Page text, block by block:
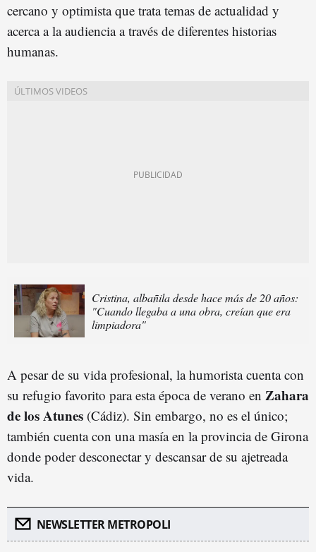
cercano y optimista que trata temas de actualidad y
acerca a la audiencia a través de diferentes historias
humanas.
Cristina, albañila desde hace más de 20 años:
"Cuando llegaba a una obra, creían que era
limpiadora"
A pesar de su vida profesional, la humorista cuenta con
su refugio favorito para esta época de verano en Zahara
de los Atunes (Cádiz). Sin embargo, no es el único;
también cuenta con una masía en la provincia de Girona
donde poder desconectar y descansar de su ajetreada
vida.
NEWSLETTER METROPOLI